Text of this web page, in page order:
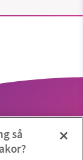
Nu vill vi
att du
slant till
så